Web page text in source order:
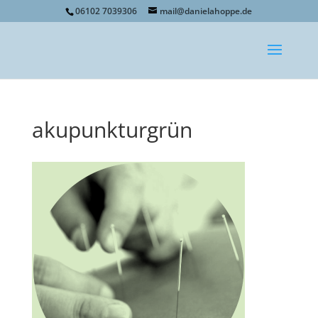
06102 7039306 mail@danielahoppe.de
akupunkturgrün